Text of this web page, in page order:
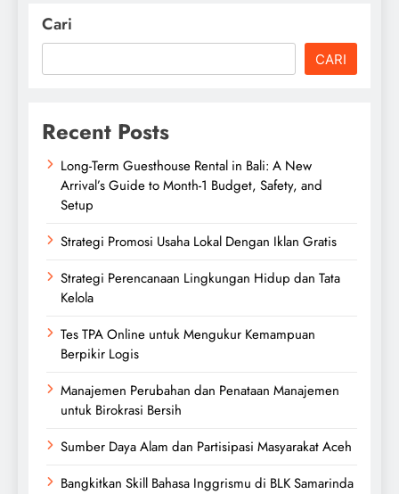
Cari
CARI
Recent Posts
Long-Term Guesthouse Rental in Bali: A New
Arrival’s Guide to Month-1 Budget, Safety, and
Setup
Strategi Promosi Usaha Lokal Dengan Iklan Gratis
Strategi Perencanaan Lingkungan Hidup dan Tata
Kelola
Tes TPA Online untuk Mengukur Kemampuan
Berpikir Logis
Manajemen Perubahan dan Penataan Manajemen
untuk Birokrasi Bersih
Sumber Daya Alam dan Partisipasi Masyarakat Aceh
Bangkitkan Skill Bahasa Inggrismu di BLK Samarinda